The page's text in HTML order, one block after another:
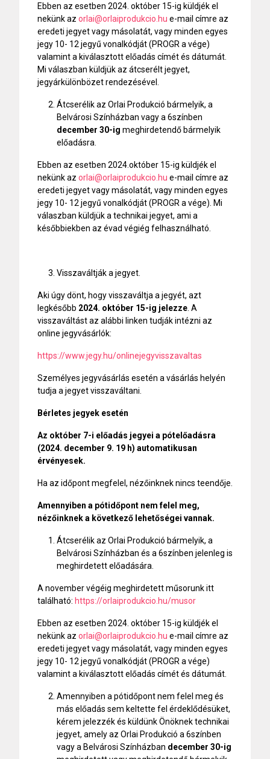
Ebben az esetben 2024. október 15-ig küldjék el
nekünk az orlai@orlaiprodukcio.hu e-mail címre az
eredeti jegyet vagy másolatát, vagy minden egyes
jegy 10- 12 jegyű vonalkódját (PROGR a vége)
valamint a kiválasztott előadás címét és dátumát.
Mi válaszban küldjük az átcserélt jegyet,
jegyárkülönbözet rendezésével.
Átcserélik az Orlai Produkció bármelyik, a
Belvárosi Színházban vagy a 6színben
december 30-ig meghirdetendő bármelyik
előadásra.
Ebben az esetben 2024.október 15-ig küldjék el
nekünk az orlai@orlaiprodukcio.hu e-mail címre az
eredeti jegyet vagy másolatát, vagy minden egyes
jegy 10- 12 jegyű vonalkódját (PROGR a vége). Mi
válaszban küldjük a technikai jegyet, ami a
későbbiekben az évad végiég felhasználható.
Visszaváltják a jegyet.
Aki úgy dönt, hogy visszaváltja a jegyét, azt
legkésőbb 2024. október 15-ig jelezze . A
visszaváltást az alábbi linken tudják intézni az
online jegyvásárlók:
https://www.jegy.hu/onlinejegyvisszavaltas
Személyes jegyvásárlás esetén a vásárlás helyén
tudja a jegyet visszaváltani.
Bérletes jegyek esetén
Az október 7-i előadás jegyei a pótelőadásra
(2024. december 9. 19 h) automatikusan
érvényesek.
Ha az időpont megfelel, nézőinknek nincs teendője.
Amennyiben a pótidőpont nem felel meg,
nézőinknek a következő lehetőségei vannak.
Átcserélik az Orlai Produkció bármelyik, a
Belvárosi Színházban és a 6színben jelenleg is
meghirdetett előadására.
A november végéig meghirdetett műsorunk itt
található: https://orlaiprodukcio.hu/musor
Ebben az esetben 2024. október 15-ig küldjék el
nekünk az orlai@orlaiprodukcio.hu e-mail címre az
eredeti jegyet vagy másolatát, vagy minden egyes
jegy 10- 12 jegyű vonalkódját (PROGR a vége)
valamint a kiválasztott előadás címét és dátumát.
Amennyiben a pótidőpont nem felel meg és
más előadás sem keltette fel érdeklődésüket,
kérem jelezzék és küldünk Önöknek technikai
jegyet, amely az Orlai Produkció a 6színben
vagy a Belvárosi Színházban december 30-ig